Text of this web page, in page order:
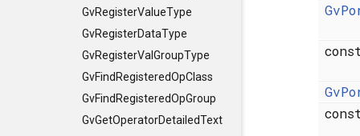
GvRegisterValueType
GvRegisterDataType
GvRegisterValGroupType
GvFindRegisteredOpClass
GvFindRegisteredOpGroup
GvGetOperatorDetailedText